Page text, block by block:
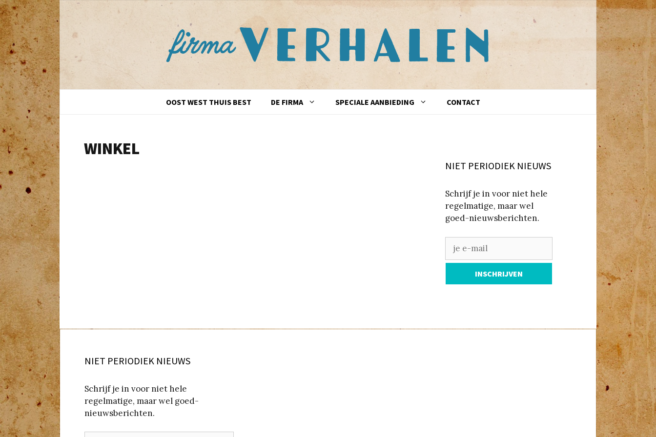
Spring
naar
inhoud
OOST WEST THUIS BEST DE FIRMA SPECIALE AANBIEDING CONTACT
WINKEL
NIET PERIODIEK NIEUWS
Schrijf je in voor niet hele
regelmatige, maar wel
goed-nieuwsberichten.
NIET PERIODIEK NIEUWS
Schrijf je in voor niet hele
regelmatige, maar wel goed-
nieuwsberichten.